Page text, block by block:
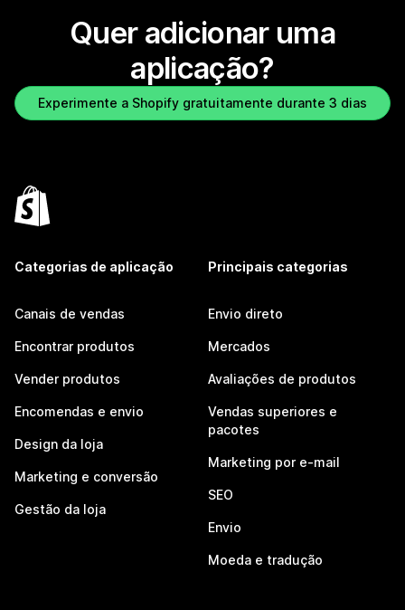
Quer adicionar uma
aplicação?
Experimente a Shopify gratuitamente durante 3 dias
Categorias de aplicação
Canais de vendas
Encontrar produtos
Vender produtos
Encomendas e envio
Design da loja
Marketing e conversão
Gestão da loja
Principais categorias
Envio direto
Mercados
Avaliações de produtos
Vendas superiores e
pacotes
Marketing por e-mail
SEO
Envio
Moeda e tradução